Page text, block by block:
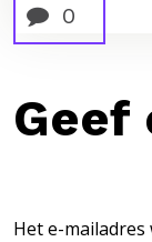
0
Geef
Het e-